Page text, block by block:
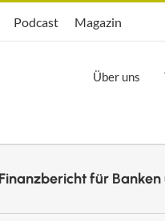
Opti.Cast
Podcast Opti.Mag
Magazin
Über uns
für